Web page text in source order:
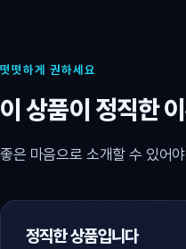
떳떳하게 권하세요
이 상품이 정직한
좋은 마음으로 소개할 수 있어
정직한 상품입니다